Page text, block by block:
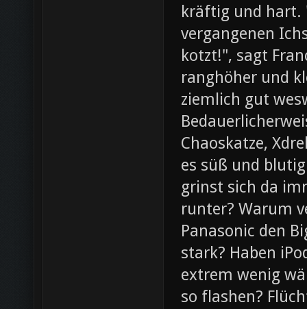
kräftig und hart.
vergangenen
kotzt!", sagt
ranghöher und
ziemlich gut
Chaoskatze,
es süß und
grinst sich da
runter? Warum
Panasonic den
stark? Haben
extrem wenig
so flashen?